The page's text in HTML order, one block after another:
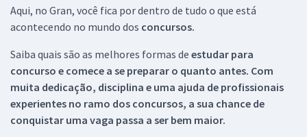
Aqui, no Gran, você fica por dentro de tudo o que está
acontecendo no mundo dos concursos.
Saiba quais são as melhores formas de estudar para
concurso e comece a se preparar o quanto antes. Com
muita dedicação, disciplina e uma ajuda de profissionais
experientes no ramo dos concursos, a sua chance de
conquistar uma vaga passa a ser bem maior.